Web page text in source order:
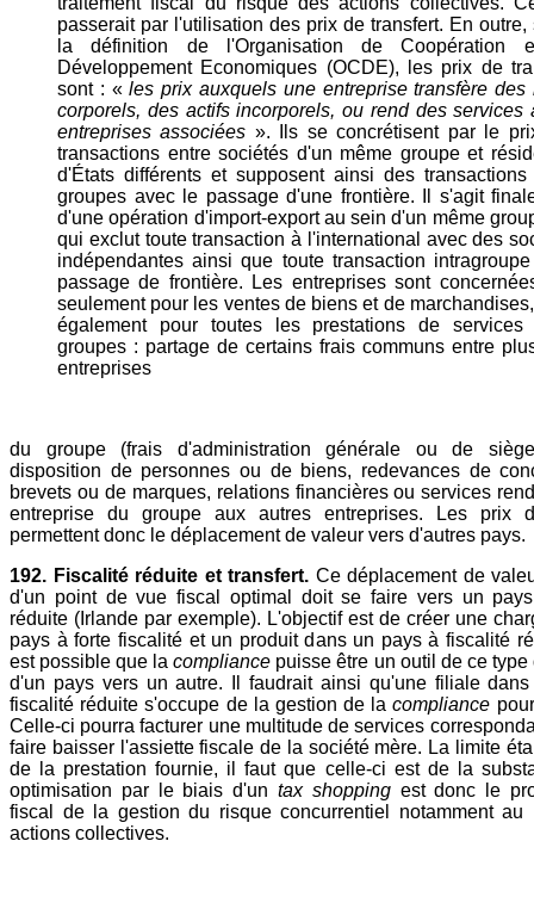
passerait par l'utilisation des prix de transfert. En outre,
la définition de l'Organisation de Coopération
Développement Economiques (OCDE), les prix de
sont : «les prix auxquels une entreprise transfère des
corporels, des actifs incorporels, ou rend des services
entreprises associées ». Ils se concrétisent par le
transactions entre sociétés d'un même groupe et
d'États différents et supposent ainsi des transactions
groupes avec le passage d'une frontière. Il s'agit
d'une opération d'import-export au sein d'un même
qui exclut toute transaction à l'international avec des
indépendantes ainsi que toute transaction
passage de frontière. Les entreprises sont
seulement pour les ventes de biens et de
également pour toutes les prestations de services
groupes : partage de certains frais communs entre
entreprises
du groupe (frais d'administration générale ou de
disposition de personnes ou de biens, redevances de
brevets ou de marques, relations financières ou services
entreprise du groupe aux autres entreprises. Les prix
permettent donc le déplacement de valeur vers d'autres pays.
192. Fiscalité réduite et transfert. Ce déplacement de
d'un point de vue fiscal optimal doit se faire vers un
réduite (Irlande par exemple). L'objectif est de créer une
pays à forte fiscalité et un produit dans un pays à fiscalité
est possible que la compliance puisse être un outil de ce type
d'un pays vers un autre. Il faudrait ainsi qu'une filiale
fiscalité réduite s'occupe de la gestion de la compliance
Celle-ci pourra facturer une multitude de services
faire baisser l'assiette fiscale de la société mère. La limite
de la prestation fournie, il faut que celle-ci est de la
optimisation par le biais d'un tax shopping est donc le
fiscal de la gestion du risque concurrentiel notamment au
actions collectives.